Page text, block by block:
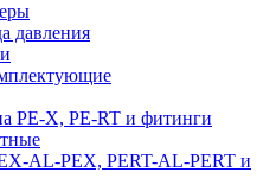
давления
PE-X, PE-RT и фитинги
AL-PEX, PERT-AL-PERT и